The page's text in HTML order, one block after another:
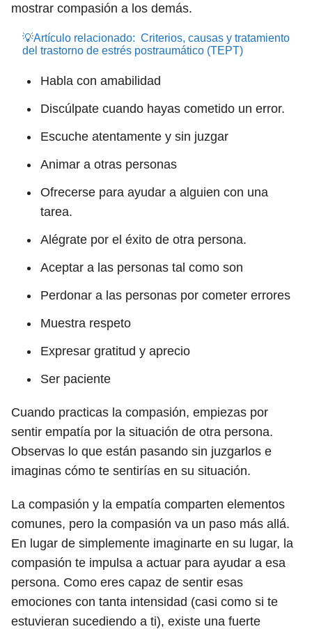
mostrar compasión a los demás.
💡Artículo relacionado: Criterios, causas y tratamiento
del trastorno de estrés postraumático (TEPT)
Habla con amabilidad
Discúlpate cuando hayas cometido un error.
Escuche atentamente y sin juzgar
Animar a otras personas
Ofrecerse para ayudar a alguien con una
tarea.
Alégrate por el éxito de otra persona.
Aceptar a las personas tal como son
Perdonar a las personas por cometer errores
Muestra respeto
Expresar gratitud y aprecio
Ser paciente
Cuando practicas la compasión, empiezas por
sentir empatía por la situación de otra persona.
Observas lo que están pasando sin juzgarlos e
imaginas cómo te sentirías en su situación.
La compasión y la empatía comparten elementos
comunes, pero la compasión va un paso más allá.
En lugar de simplemente imaginarte en su lugar, la
compasión te impulsa a actuar para ayudar a esa
persona. Como eres capaz de sentir esas
emociones con tanta intensidad (casi como si te
estuvieran sucediendo a ti), existe una fuerte